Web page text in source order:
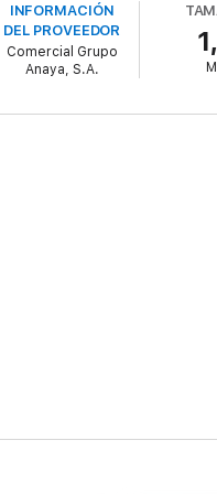
gélida coraza y pulveriza
INFORMACIÓN
DEL PROVEEDOR
Comercial Grupo
Anaya, S.A.